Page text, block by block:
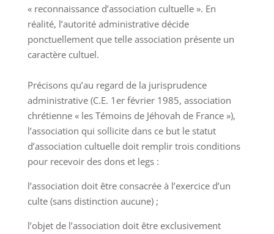
« reconnaissance d’association cultuelle ». En
réalité, l’autorité administrative décide
ponctuellement que telle association présente un
caractère cultuel.
Précisons qu’au regard de la jurisprudence
administrative (C.E. 1er février 1985, association
chrétienne « les Témoins de Jéhovah de France »),
l’association qui sollicite dans ce but le statut
d’association cultuelle doit remplir trois conditions
pour recevoir des dons et legs :
l’association doit être consacrée à l’exercice d’un
culte (sans distinction aucune) ;
l’objet de l’association doit être exclusivement